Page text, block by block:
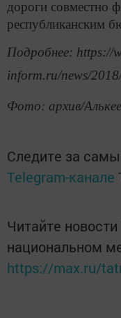
дороги совместно
республиканским
Подробнее: https://
inform.ru/news/
Фото: архив/
Следите за
Telegram-канале
Читайте
национальном
https://max.ru/